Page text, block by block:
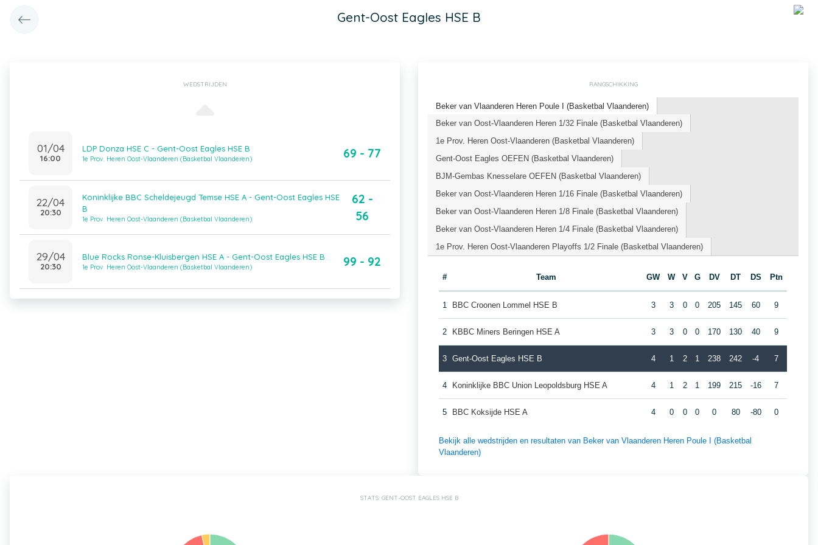
Gent-Oost Eagles HSE B
WEDSTRIJDEN
01/04
16:00
LDP Donza HSE C - Gent-Oost Eagles HSE B
1e Prov. Heren Oost-Vlaanderen (Basketbal Vlaanderen) 69 - 77
22/04
20:30
Koninklijke BBC Scheldejeugd Temse HSE A - Gent-Oost Eagles HSE
B
1e Prov. Heren Oost-Vlaanderen (Basketbal Vlaanderen)
62 -
56
29/04
20:30
Blue Rocks Ronse-Kluisbergen HSE A - Gent-Oost Eagles HSE B
1e Prov. Heren Oost-Vlaanderen (Basketbal Vlaanderen) 99 - 92
RANGSCHIKKING
Beker van Vlaanderen Heren Poule I (Basketbal Vlaanderen)
Beker van Oost-Vlaanderen Heren 1/32 Finale (Basketbal Vlaanderen)
1e Prov. Heren Oost-Vlaanderen (Basketbal Vlaanderen)
Gent-Oost Eagles OEFEN (Basketbal Vlaanderen)
BJM-Gembas Knesselare OEFEN (Basketbal Vlaanderen)
Beker van Oost-Vlaanderen Heren 1/16 Finale (Basketbal Vlaanderen)
Beker van Oost-Vlaanderen Heren 1/8 Finale (Basketbal Vlaanderen)
Beker van Oost-Vlaanderen Heren 1/4 Finale (Basketbal Vlaanderen)
1e Prov. Heren Oost-Vlaanderen Playoffs 1/2 Finale (Basketbal Vlaanderen)
# Team GW W V G DV DT DS Ptn
1 BBC Croonen Lommel HSE B 3 3 0 0 205 145 60 9
2 KBBC Miners Beringen HSE A 3 3 0 0 170 130 40 9
3 Gent-Oost Eagles HSE B 4 1 2 1 238 242 -4 7
4 Koninklijke BBC Union Leopoldsburg HSE A 4 1 2 1 199 215 -16 7
5 BBC Koksijde HSE A 4 0 0 0 0 80 -80 0
Bekijk alle wedstrijden en resultaten van Beker van Vlaanderen Heren Poule I (Basketbal
Vlaanderen)
STATS: GENT-OOST EAGLES HSE B